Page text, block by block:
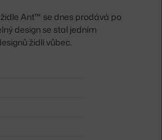
Ant™ se dnes prodává po
design se stal jedním
židlí vůbec.